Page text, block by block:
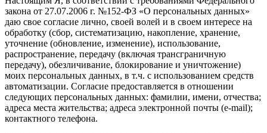
закона от 27.07.2006 г. №152-ФЗ «О персональных данных»
даю свое согласие лично, своей волей и в своем интересе на
обработку (сбор, систематизацию, накопление, хранение,
уточнение (обновление, изменение), использование,
распространение, передачу (включая трансграничную
передачу), обезличивание, блокирование и уничтожение)
моих персональных данных, в т.ч. с использованием средств
автоматизации. Согласие предоставляется в отношении
следующих персональных данных: фамилии, имени, отчества;
адреса места жительства; адреса электронной почты (e-mail);
контактного телефона.